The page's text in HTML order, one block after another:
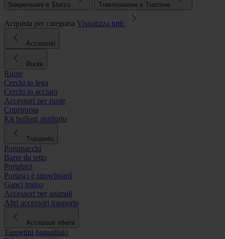
Sospensioni e Sterzo Trasmissione e Trazione
Acquista per categoria Visualizza tutti
Accessori
Ruote
Ruote
Cerchi in lega
Cerchi in acciaio
Accessori per ruote
Copriruota
Kit bulloni antifurto
Trasporto
Portapacchi
Barre da tetto
Portabici
Portasci e snowboard
Ganci traino
Accessori per animali
Altri accessori trasporto
Accessori interni
Tappetini bagagliaio